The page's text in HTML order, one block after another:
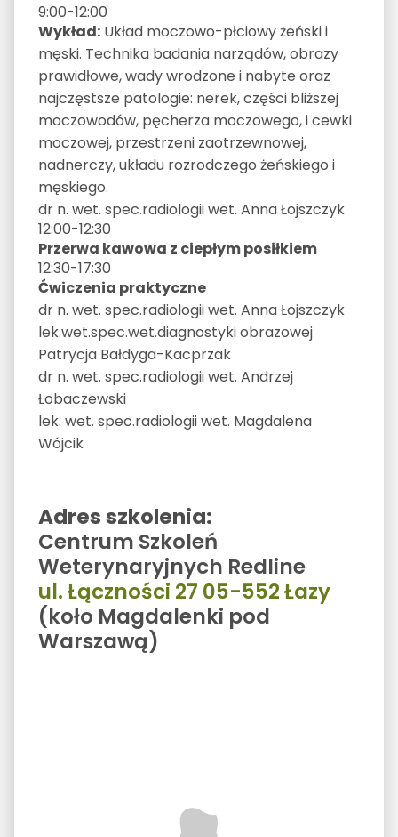
9:00-12:00
Wykład:Układ moczowo-płciowy żeński i
męski. Technika badania narządów, obrazy
prawidłowe, wady wrodzone i nabyte oraz
najczęstsze patologie: nerek, części bliższej
moczowodów, pęcherza moczowego, i cewki
moczowej, przestrzeni zaotrzewnowej,
nadnerczy, układu rozrodczego żeńskiego i
męskiego.
dr n. wet. spec.radiologii wet. Anna Łojszczyk
12:00-12:30
Przerwa kawowa z ciepłym posiłkiem
12:30-17:30
Ćwiczenia praktyczne
dr n. wet. spec.radiologii wet. Anna Łojszczyk
lek.wet.spec.wet.diagnostyki obrazowej
Patrycja Bałdyga-Kacprzak
dr n. wet. spec.radiologii wet. Andrzej
Łobaczewski
lek. wet. spec.radiologii wet. Magdalena
Wójcik
Adres szkolenia:
Centrum Szkoleń
Weterynaryjnych Redline
ul. Łączności 27 05-552 Łazy
(koło Magdalenki pod
Warszawą)